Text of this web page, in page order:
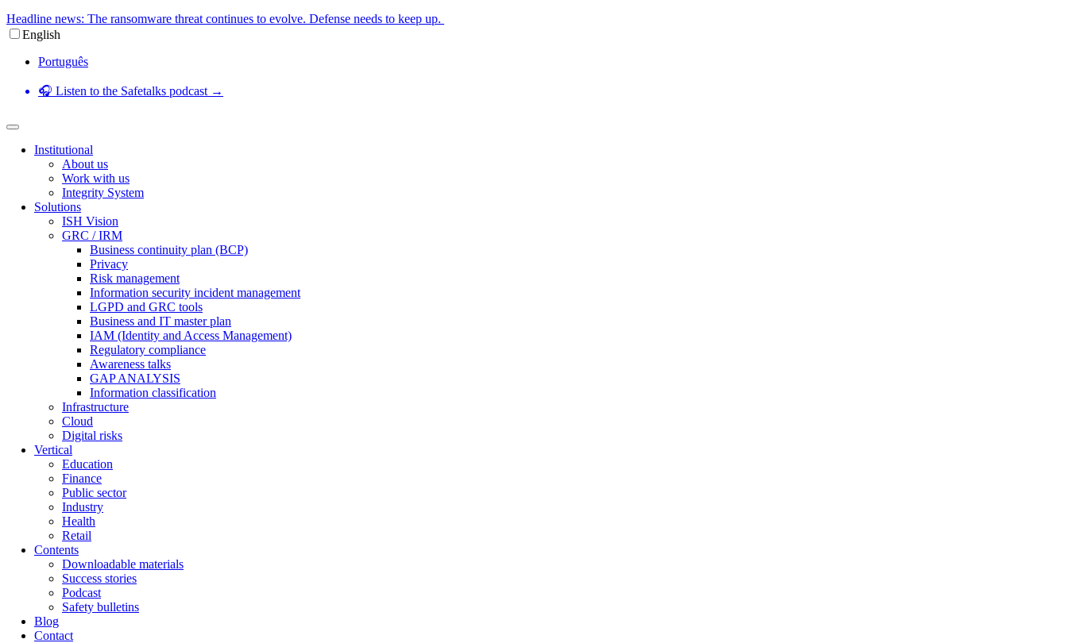
Headline news: The ransomware threat continues to evolve. Defense needs to keep up.
English
Português
🎧 Listen to the Safetalks podcast →
Institutional
About us
Work with us
Integrity System
Solutions
ISH Vision
GRC / IRM
Business continuity plan (BCP)
Privacy
Risk management
Information security incident management
LGPD and GRC tools
Business and IT master plan
IAM (Identity and Access Management)
Regulatory compliance
Awareness talks
GAP ANALYSIS
Information classification
Infrastructure
Cloud
Digital risks
Vertical
Education
Finance
Public sector
Industry
Health
Retail
Contents
Downloadable materials
Success stories
Podcast
Safety bulletins
Blog
Contact